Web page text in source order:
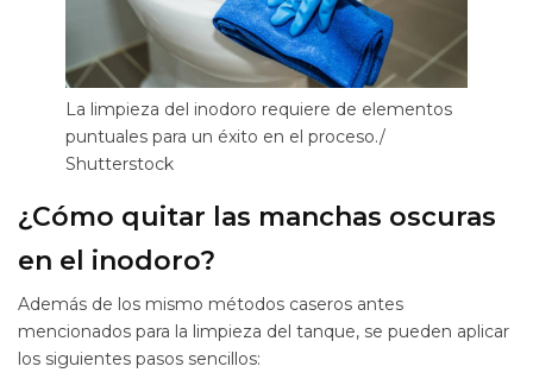
La limpieza del inodoro requiere de elementos
puntuales para un éxito en el proceso./
Shutterstock
¿Cómo quitar las manchas oscuras
en el inodoro?
Además de los mismo métodos caseros antes
mencionados para la limpieza del tanque, se pueden aplicar
los siguientes pasos sencillos: